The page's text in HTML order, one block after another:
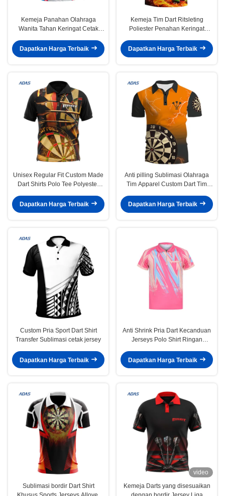
Kemeja Panahan Olahraga
Wanita Tahan Keringat Cetak
Dapatkan Harga Terbaik
Kemeja Tim Dart Ritsleting
Poliester Penahan Keringat
Dipersonalisasi
Dapatkan Harga Terbaik
Unisex Regular Fit Custom Made
Dart Shirts Polo Tee Polyester
Dapatkan Harga Terbaik
Anti pilling Sublimasi Olahraga
Tim Apparel Custom Dart Tim
Dapatkan Harga Terbaik
Custom Pria Sport Dart Shirt
Transfer Sublimasi cetak jersey
Dapatkan Harga Terbaik
Anti Shrink Pria Dart Kecanduan
Jerseys Polo Shirt Ringan
Dapatkan Harga Terbaik
Sublimasi bordir Dart Shirt
video
Kemeja Darts yang disesuaikan